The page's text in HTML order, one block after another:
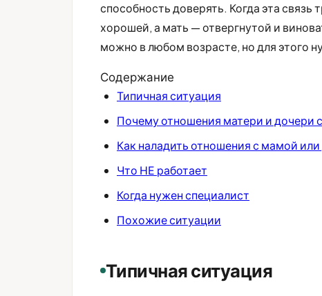
способность доверять. Когда эта связь
хорошей, а мать — отвергнутой и
можно в любом возрасте, но для этого
Содержание
Типичная ситуация
Почему отношения матери и дочери
Как наладить отношения с мамой
Что НЕ работает
Когда нужен специалист
Похожие ситуации
Типичная ситуация